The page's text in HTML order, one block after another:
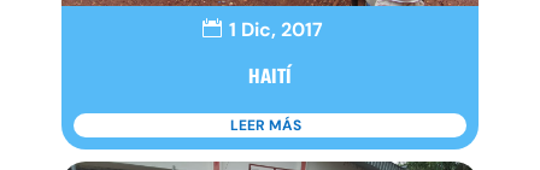
1 Dic, 2017
HAITÍ
LEER MÁS